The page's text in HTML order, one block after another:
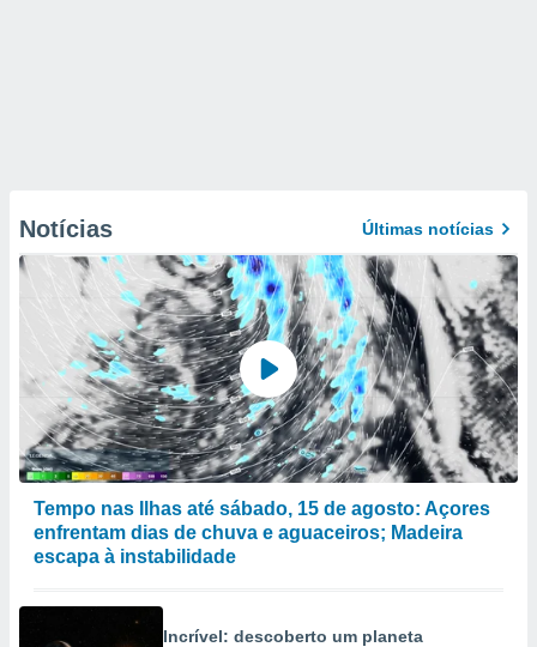
Notícias Últimas notícias
Tempo nas Ilhas até sábado, 15 de agosto: Açores
enfrentam dias de chuva e aguaceiros; Madeira
escapa à instabilidade
Incrível: descoberto um planeta